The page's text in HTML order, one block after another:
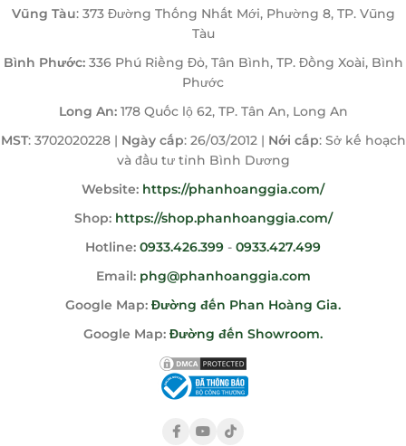
Vũng Tàu: 373 Đường Thống Nhất Mới, Phường 8, TP. Vũng
Tàu
Bình Phước:336 Phú Riềng Đỏ, Tân Bình, TP. Đồng Xoài, Bình
Phước
Long An:178 Quốc lộ 62, TP. Tân An, Long An
MST: 3702020228 | Ngày cấp: 26/03/2012 | Nới cấp: Sở kế hoạch
và đầu tư tỉnh Bình Dương
Website: https://phanhoanggia.com/
Shop: https://shop.phanhoanggia.com/
Hotline: 0933.426.399 - 0933.427.499
Email: phg@phanhoanggia.com
Google Map: Đường đến Phan Hoàng Gia.
Google Map: Đường đến Showroom.